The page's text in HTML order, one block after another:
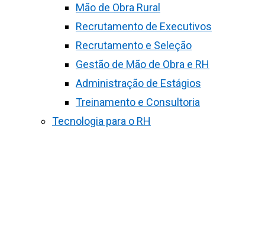
Mão de Obra Rural
Recrutamento de Executivos
Recrutamento e Seleção
Gestão de Mão de Obra e RH
Administração de Estágios
Treinamento e Consultoria
Tecnologia para o RH